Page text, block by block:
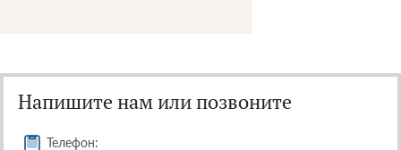
Напишите нам или позвоните
Телефон: